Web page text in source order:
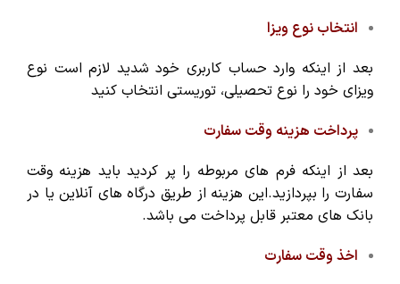
انتخاب نوع ویزا
بعد از اینکه وارد حساب کاربری خود شدید لازم است نوع
ویزای خود را نوع تحصیلی، توریستی انتخاب کنید
پرداخت هزینه وقت سفارت
بعد از اینکه فرم های مربوطه را پر کردید باید هزینه وقت
سفارت را بپردازید.این هزینه از طریق درگاه ‌های آنلاین یا در
بانک ‌های معتبر قابل پرداخت می باشد.
اخذ وقت سفارت